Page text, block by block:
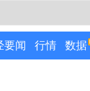
要闻 行情 数据